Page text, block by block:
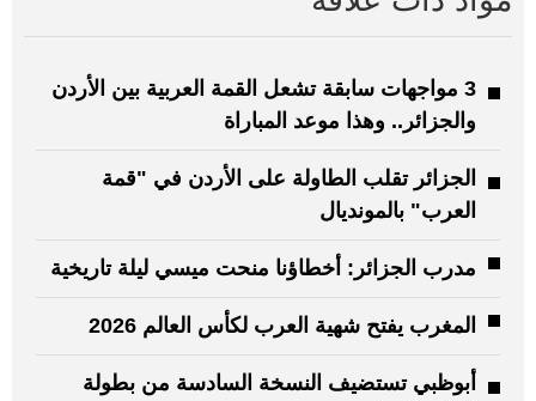
3 مواجهات سابقة تشعل القمة العربية بين الأردن
والجزائر.. وهذا موعد المباراة
الجزائر تقلب الطاولة على الأردن في "قمة
العرب" بالمونديال
مدرب الجزائر: أخطاؤنا منحت ميسي ليلة تاريخية
المغرب يفتح شهية العرب لكأس العالم 2026
أبوظبي تستضيف النسخة السادسة من بطولة